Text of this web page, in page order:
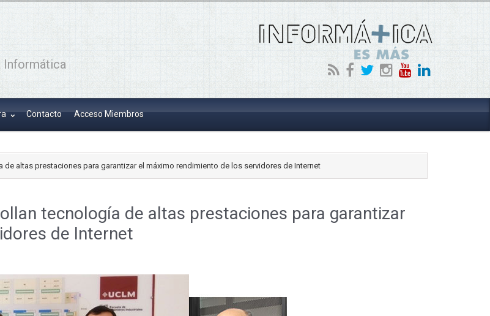
Informática
Contacto Acceso Miembros
de altas prestaciones para garantizar el máximo rendimiento de los servidores de Internet
tecnología de altas prestaciones para garantizar
de Internet